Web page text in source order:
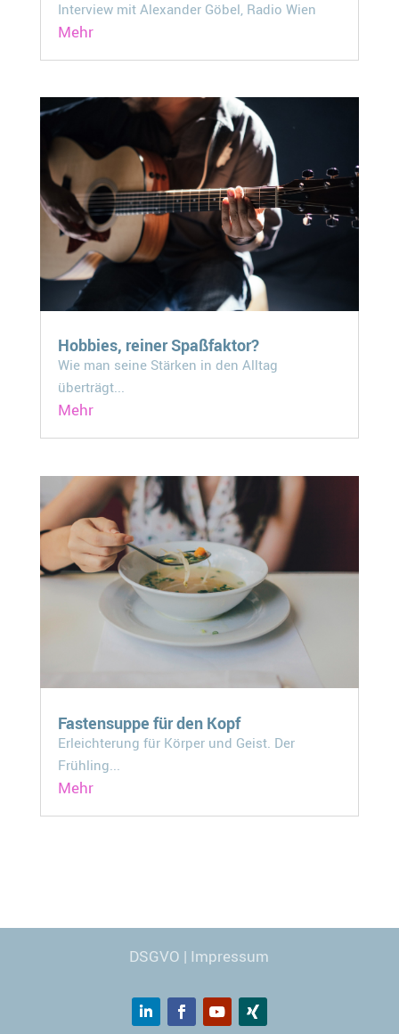
Interview mit Alexander Göbel, Radio Wien
Mehr
Hobbies, reiner Spaßfaktor?
Wie man seine Stärken in den Alltag
überträgt...
Mehr
Fastensuppe für den Kopf
Erleichterung für Körper und Geist. Der
Frühling...
Mehr
DSGVO | Impressum